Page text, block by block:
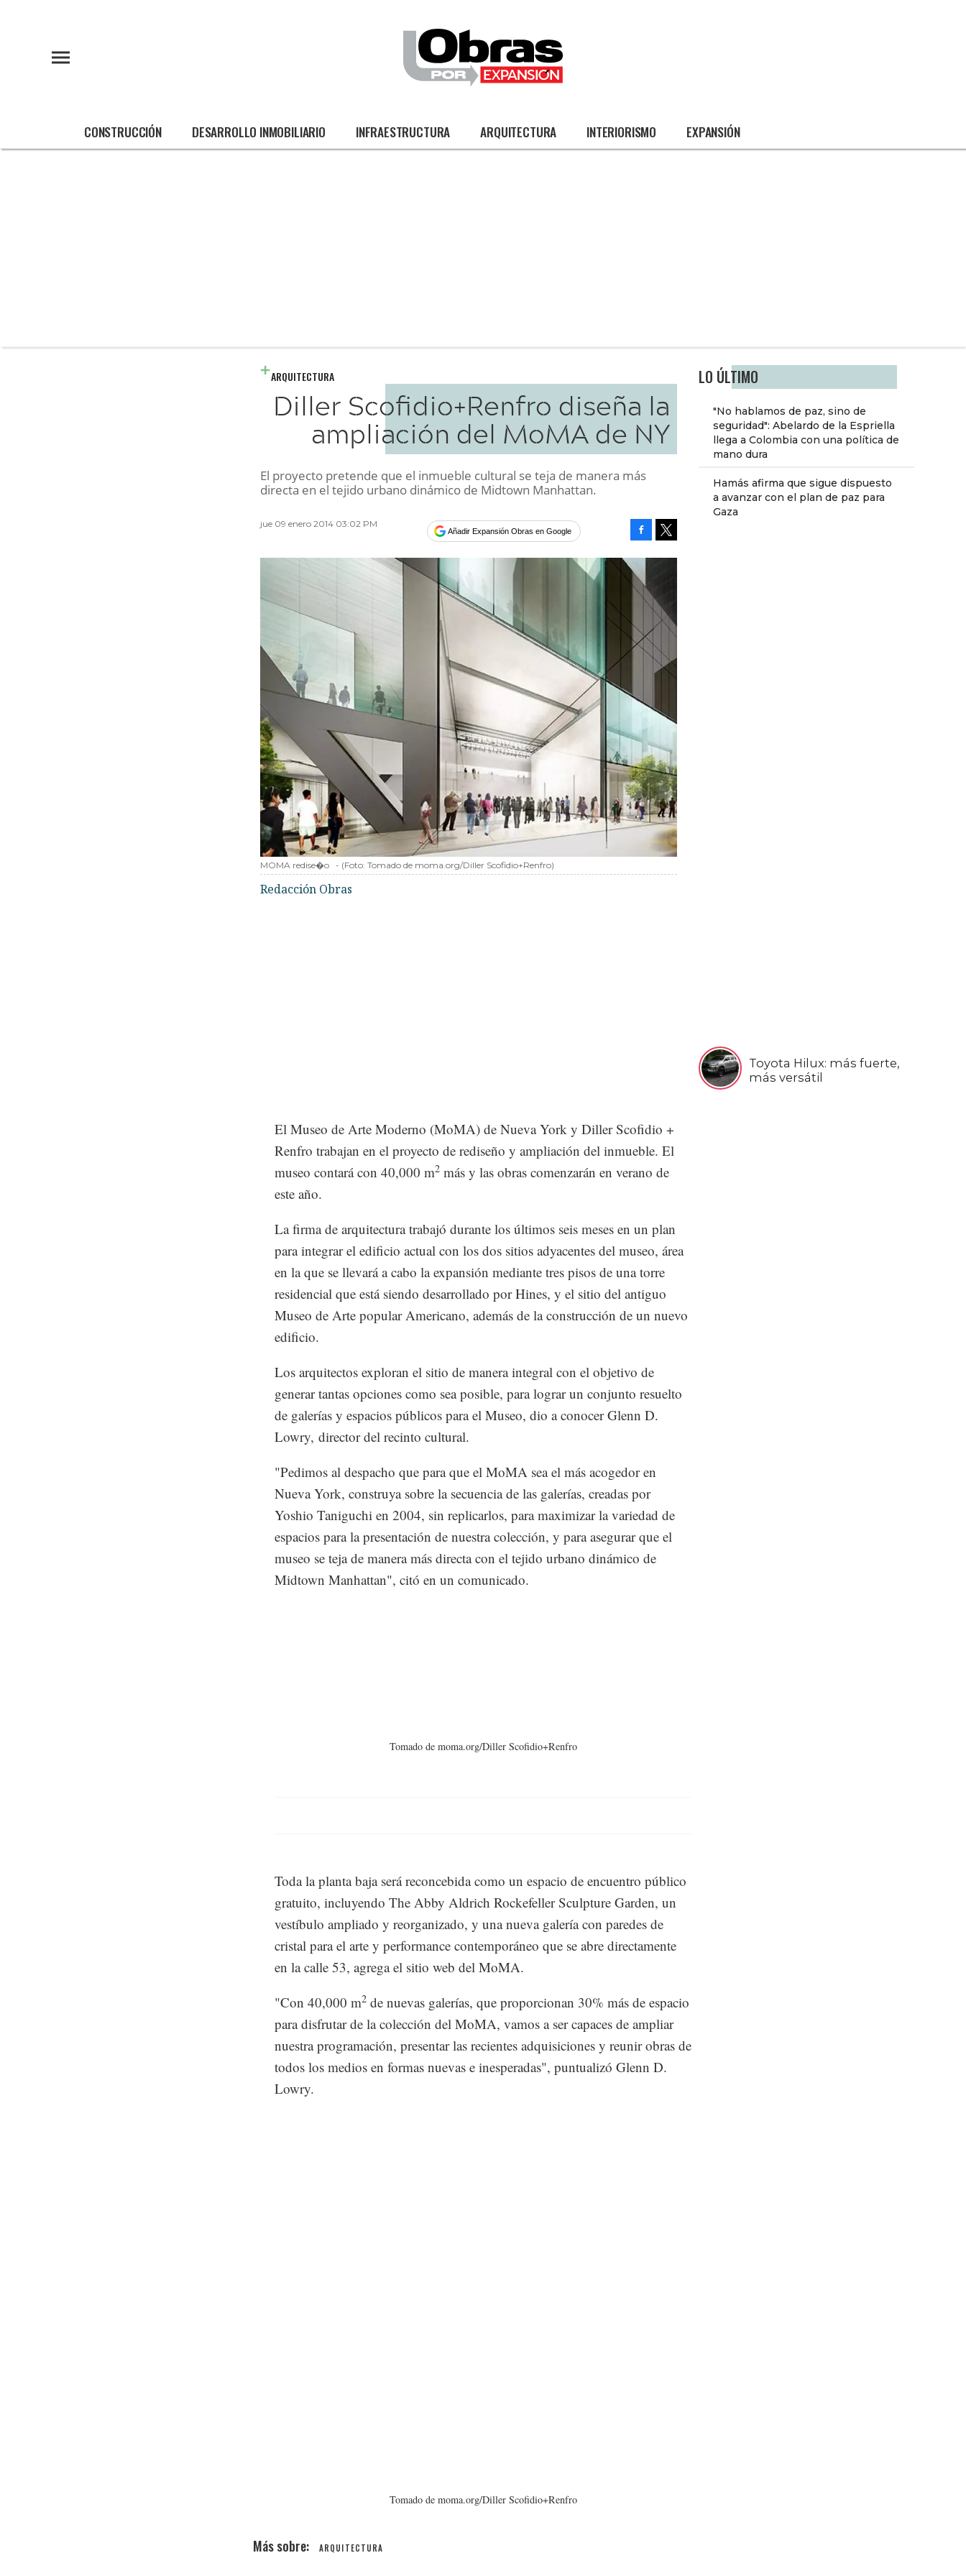
CONSTRUCCIÓN DESARROLLO INMOBILIARIO INFRAESTRUCTURA ARQUITECTURA INTERIORISMO EXPANSIÓN
LO ÚLTIMO
"No hablamos de paz, sino de
seguridad": Abelardo de la Espriella
llega a Colombia con una política de
mano dura
Hamás afirma que sigue dispuesto
a avanzar con el plan de paz para
Gaza
Toyota Hilux: más fuerte,
más versátil
ARQUITECTURA
Diller Scofidio+Renfro diseña la
ampliación del MoMA de NY
El proyecto pretende que el inmueble cultural se teja de manera más
directa en el tejido urbano dinámico de Midtown Manhattan.
jue 09 enero 2014 03:02 PM
Añadir Expansión Obras en Google
MOMA redise�o - (Foto: Tomado de moma.org/Diller Scofidio+Renfro)
Redacción Obras
El Museo de Arte Moderno (MoMA) de Nueva York y Diller Scofidio +
Renfro trabajan en el proyecto de rediseño y ampliación del inmueble. El
museo contará con 40,000 m2 más y las obras comenzarán en verano de
este año.
La firma de arquitectura trabajó durante los últimos seis meses en un plan
para integrar el edificio actual con los dos sitios adyacentes del museo, área
en la que se llevará a cabo la expansión mediante tres pisos de una torre
residencial que está siendo desarrollado por Hines, y el sitio del antiguo
Museo de Arte popular Americano, además de la construcción de un nuevo
edificio.
Los arquitectos exploran el sitio de manera integral con el objetivo de
generar tantas opciones como sea posible, para lograr un conjunto resuelto
de galerías y espacios públicos para el Museo, dio a conocer Glenn D.
Lowry, director del recinto cultural.
"Pedimos al despacho que para que el MoMA sea el más acogedor en
Nueva York, construya sobre la secuencia de las galerías, creadas por
Yoshio Taniguchi en 2004, sin replicarlos, para maximizar la variedad de
espacios para la presentación de nuestra colección, y para asegurar que el
museo se teja de manera más directa con el tejido urbano dinámico de
Midtown Manhattan", citó en un comunicado.
Tomado de moma.org/Diller Scofidio+Renfro
Toda la planta baja será reconcebida como un espacio de encuentro público
gratuito, incluyendo The Abby Aldrich Rockefeller Sculpture Garden, un
vestíbulo ampliado y reorganizado, y una nueva galería con paredes de
cristal para el arte y performance contemporáneo que se abre directamente
en la calle 53, agrega el sitio web del MoMA.
"Con 40,000 m2 de nuevas galerías, que proporcionan 30% más de espacio
para disfrutar de la colección del MoMA, vamos a ser capaces de ampliar
nuestra programación, presentar las recientes adquisiciones y reunir obras de
todos los medios en formas nuevas e inesperadas", puntualizó Glenn D.
Lowry.
Tomado de moma.org/Diller Scofidio+Renfro
ARQUITECTURA